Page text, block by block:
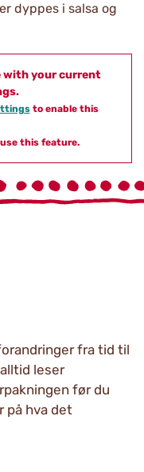
dyppes i salsa og
with your current
to enable this
use this feature.
fra tid til
leser
før du
på hva det